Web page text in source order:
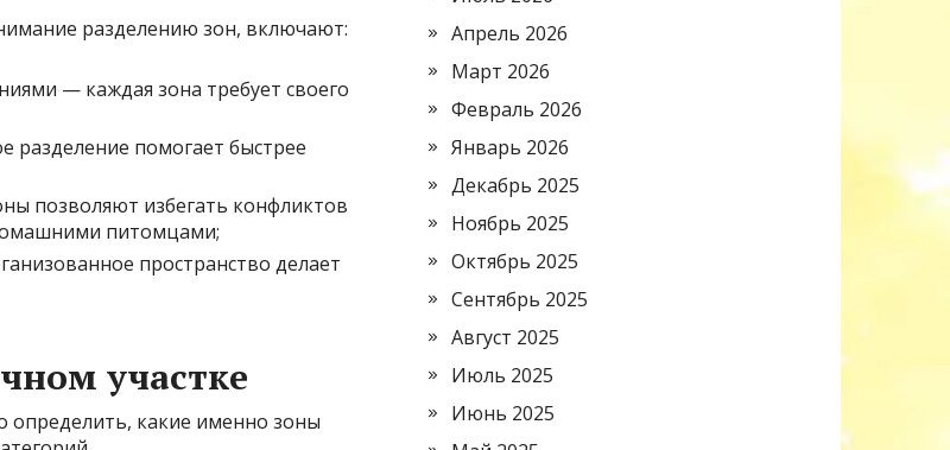
разделению зон, включают:
— каждая зона требует своего
разделение помогает быстрее
позволяют избегать конфликтов
питомцами;
пространство делает
участке
определить, какие именно зоны
Апрель 2026
Март 2026
Февраль 2026
Январь 2026
Декабрь 2025
Ноябрь 2025
Октябрь 2025
Сентябрь 2025
Август 2025
Июль 2025
Июнь 2025